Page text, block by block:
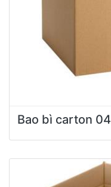
Bao bì carton 04